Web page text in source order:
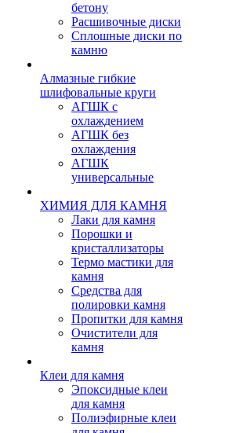
бетону
Расшивочные диски
Сплошные диски по
камню
Алмазные гибкие
шлифовальные круги
АГШК с
охлаждением
АГШК без
охлаждения
АГШК
универсальные
ХИМИЯ ДЛЯ КАМНЯ
Лаки для камня
Порошки и
кристаллизаторы
Термо мастики для
камня
Средства для
полировки камня
Пропитки для камня
Очистители для
камня
Клеи для камня
Эпоксидные клеи
для камня
Полиэфирные клеи